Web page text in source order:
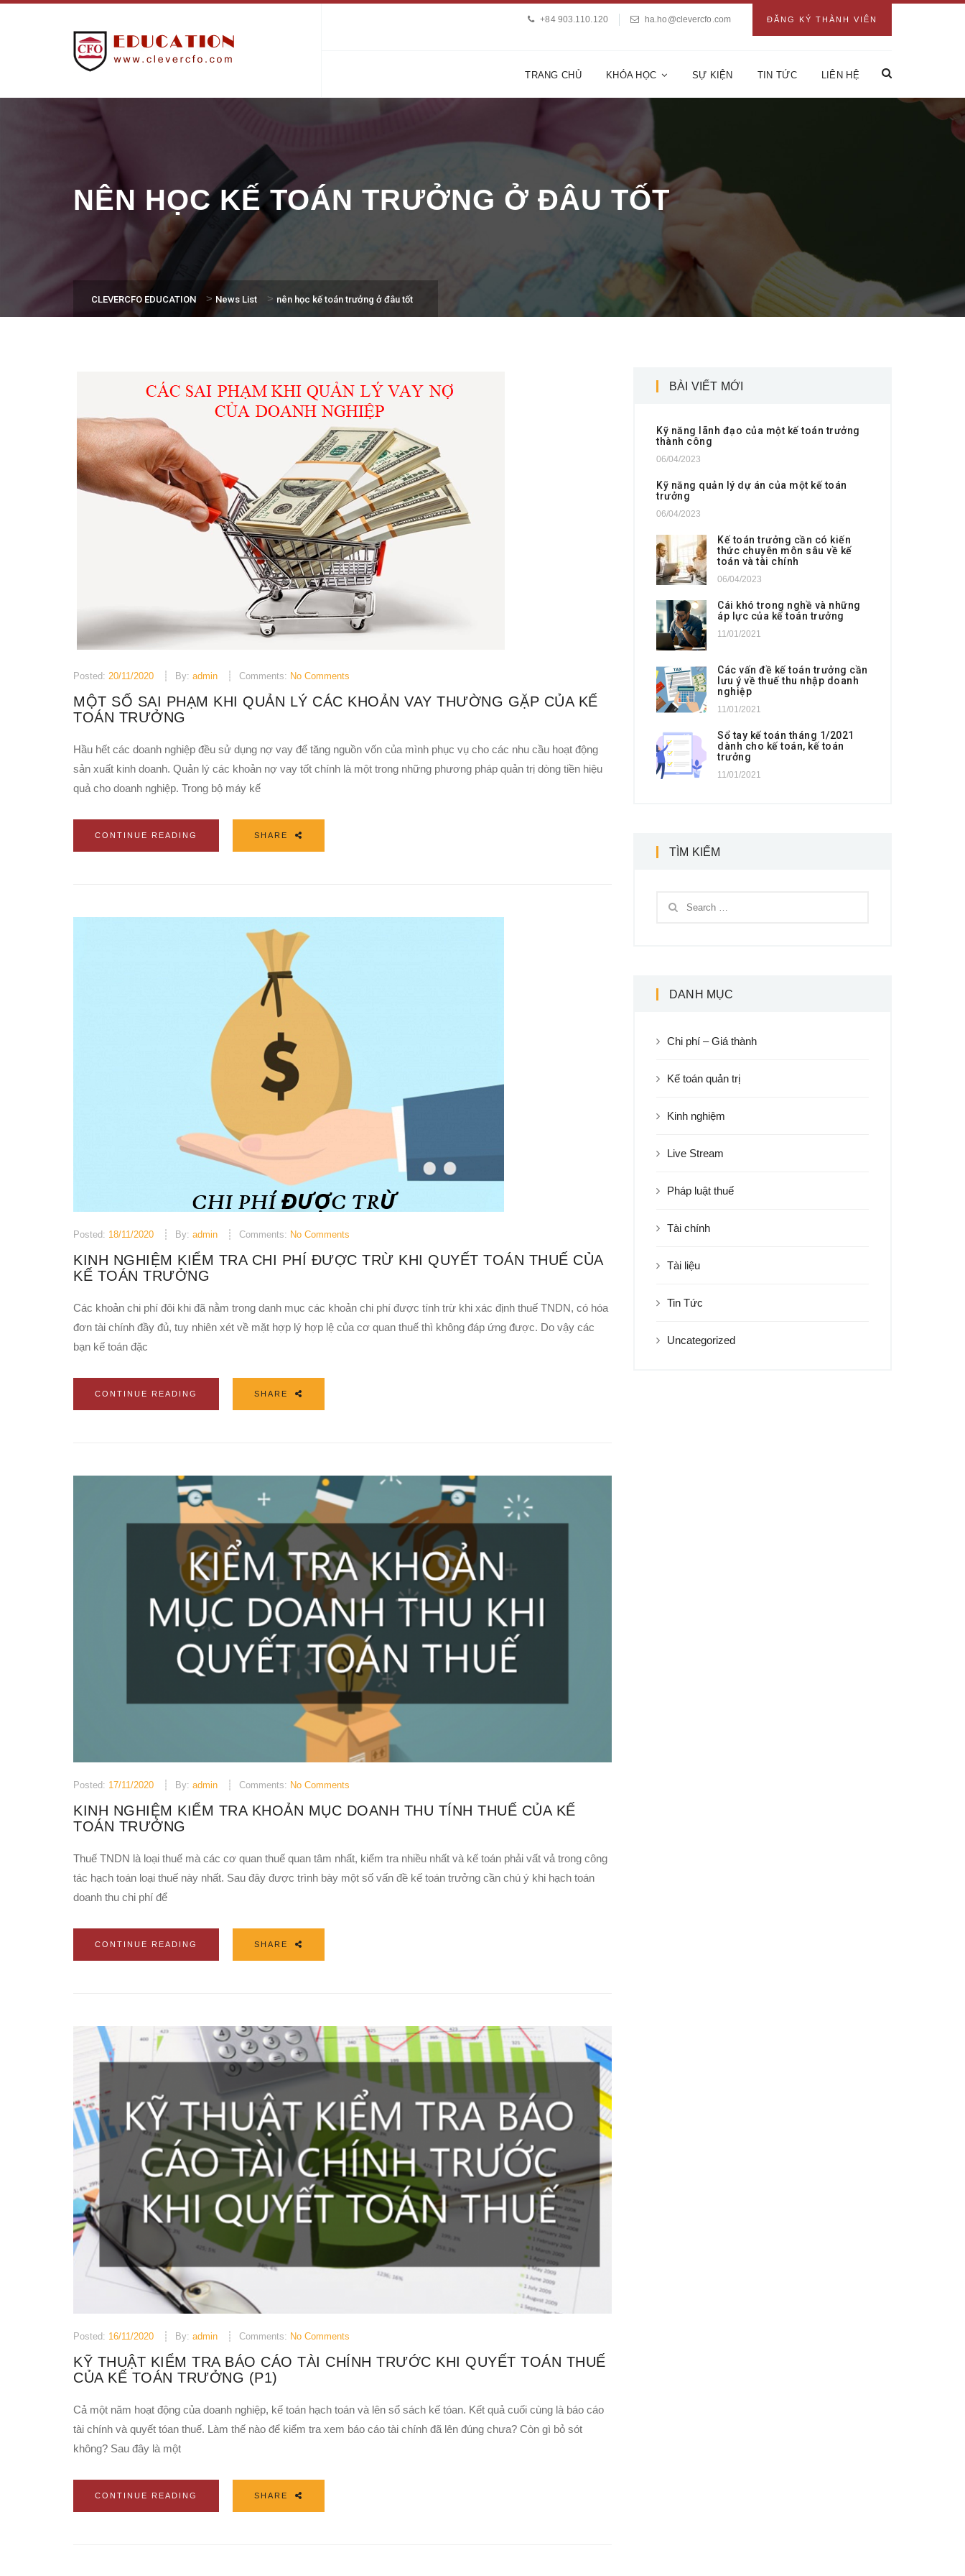
ĐĂNG KÝ THÀNH VIÊN
+84 903.110.120 ha.ho@clevercfo.com
TRANG CHỦ KHÓA HỌC SỰ KIỆN TIN TỨC LIÊN HỆ
NÊN HỌC KẾ TOÁN TRƯỞNG Ở ĐÂU TỐT
CLEVERCFO EDUCATION > News List > nên học kế toán trưởng ở đâu tốt
Posted: 20/11/2020 By: admin Comments: No Comments
MỘT SỐ SAI PHẠM KHI QUẢN LÝ CÁC KHOẢN VAY THƯỜNG GẶP CỦA KẾ
TOÁN TRƯỞNG
Hầu hết các doanh nghiệp đều sử dụng nợ vay để tăng nguồn vốn của mình phục vụ cho các nhu cầu hoạt động
sản xuất kinh doanh. Quản lý các khoản nợ vay tốt chính là một trong những phương pháp quản trị dòng tiền hiệu
quả cho doanh nghiệp. Trong bộ máy kế
CONTINUE READING SHARE
Posted: 18/11/2020 By: admin Comments: No Comments
KINH NGHIỆM KIỂM TRA CHI PHÍ ĐƯỢC TRỪ KHI QUYẾT TOÁN THUẾ CỦA
KẾ TOÁN TRƯỞNG
Các khoản chi phí đôi khi đã nằm trong danh mục các khoản chi phí được tính trừ khi xác định thuế TNDN, có hóa
đơn tài chính đầy đủ, tuy nhiên xét về mặt hợp lý hợp lệ của cơ quan thuế thì không đáp ứng được. Do vậy các
bạn kế toán đặc
CONTINUE READING SHARE
Posted: 17/11/2020 By: admin Comments: No Comments
KINH NGHIỆM KIỂM TRA KHOẢN MỤC DOANH THU TÍNH THUẾ CỦA KẾ
TOÁN TRƯỞNG
Thuế TNDN là loại thuế mà các cơ quan thuế quan tâm nhất, kiểm tra nhiều nhất và kế toán phải vất vả trong công
tác hạch toán loại thuế này nhất. Sau đây được trình bày một số vấn đề kế toán trưởng cần chú ý khi hạch toán
doanh thu chi phí để
CONTINUE READING SHARE
Posted: 16/11/2020 By: admin Comments: No Comments
KỸ THUẬT KIỂM TRA BÁO CÁO TÀI CHÍNH TRƯỚC KHI QUYẾT TOÁN THUẾ
CỦA KẾ TOÁN TRƯỞNG (P1)
Cả một năm hoạt động của doanh nghiệp, kế toán hạch toán và lên sổ sách kế tóan. Kết quả cuối cùng là báo cáo
tài chính và quyết tóan thuế. Làm thế nào để kiểm tra xem báo cáo tài chính đã lên đúng chưa? Còn gì bỏ sót
không? Sau đây là một
CONTINUE READING SHARE
BÀI VIẾT MỚI
Kỹ năng lãnh đạo của một kế toán trưởng
thành công
06/04/2023
Kỹ năng quản lý dự án của một kế toán
trưởng
06/04/2023
Kế toán trưởng cần có kiến
thức chuyên môn sâu về kế
toán và tài chính
06/04/2023
Cái khó trong nghề và những
áp lực của kế toán trưởng
11/01/2021
Các vấn đề kế toán trưởng cần
lưu ý về thuế thu nhập doanh
nghiệp
11/01/2021
Sổ tay kế toán tháng 1/2021
dành cho kế toán, kế toán
trưởng
11/01/2021
TÌM KIẾM
DANH MỤC
Chi phí – Giá thành
Kế toán quản trị
Kinh nghiệm
Live Stream
Pháp luật thuế
Tài chính
Tài liệu
Tin Tức
Uncategorized